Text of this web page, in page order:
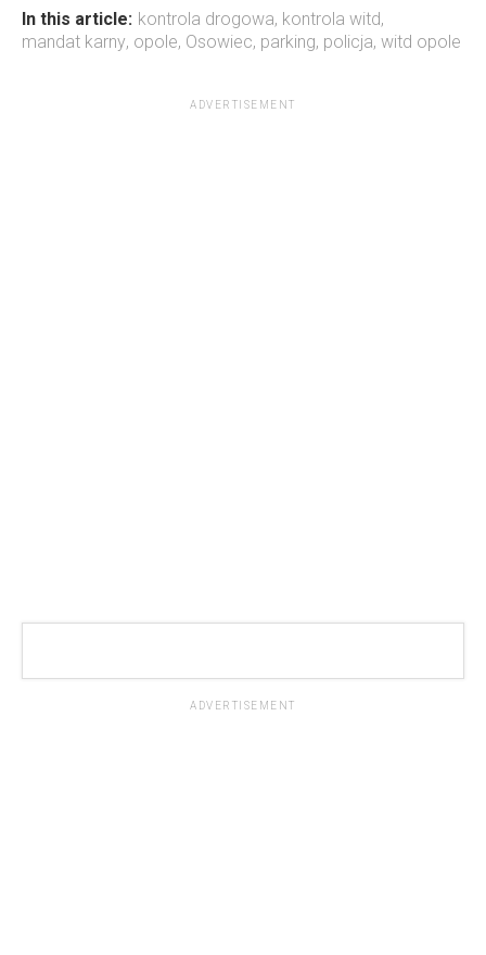
In this article: kontrola drogowa, kontrola witd,
mandat karny, opole, Osowiec, parking, policja, witd opole
ADVERTISEMENT
ADVERTISEMENT